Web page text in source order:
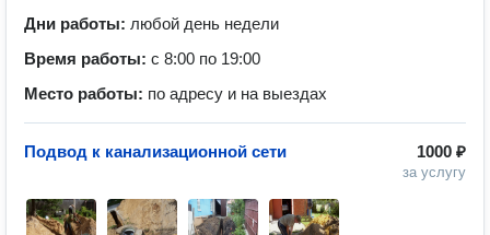
Дни работы: любой день недели
Время работы: с 8:00 по 19:00
Место работы: по адресу и на выездах
1000 ₽
за услугу
Подвод к канализационной сети